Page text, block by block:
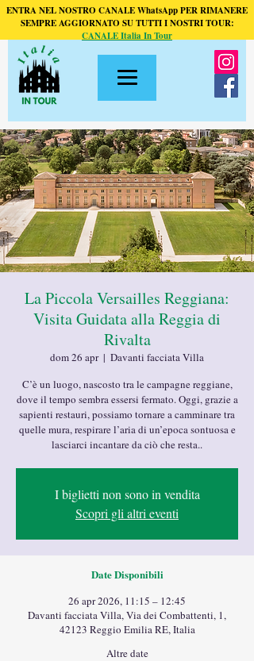
ENTRA NEL NOSTRO CANALE WhatsApp PER RIMANERE
SEMPRE AGGIORNATO SU TUTTI I NOSTRI TOUR:
CANALE Italia In Tour
La Piccola Versailles Reggiana:
Visita Guidata alla Reggia di
Rivalta
dom 26 apr
  |
Davanti facciata Villa
C’è un luogo, nascosto tra le campagne reggiane,
dove il tempo sembra essersi fermato. Oggi, grazie a
sapienti restauri, possiamo tornare a camminare tra
quelle mura, respirare l’aria di un’epoca sontuosa e
lasciarci incantare da ciò che resta..
I biglietti non sono in vendita
Scopri gli altri eventi
Date Disponibili
26 apr 2026, 11:15 – 12:45
Davanti facciata Villa, Via dei Combattenti, 1,
42123 Reggio Emilia RE, Italia
Altre date